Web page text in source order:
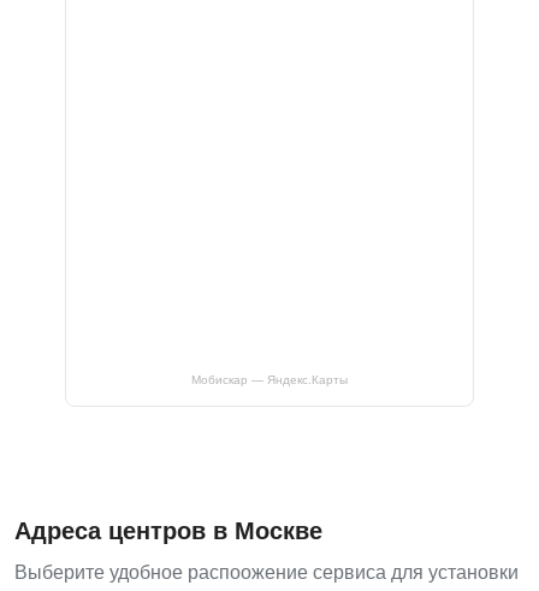
Мобискар — Яндекс.Карты
Адреса центров в Москве
Выберите удобное распоожение сервиса для установки